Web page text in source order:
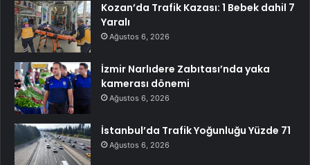
Kozan’da Trafik Kazası: 1 Bebek dahil 7
Yaralı
Ağustos 6, 2026
İzmir Narlıdere Zabıtası’nda yaka
kamerası dönemi
Ağustos 6, 2026
İstanbul’da Trafik Yoğunluğu Yüzde 71
Ağustos 6, 2026